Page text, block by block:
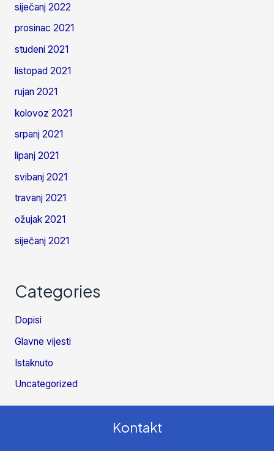
siječanj 2022
prosinac 2021
studeni 2021
listopad 2021
rujan 2021
kolovoz 2021
srpanj 2021
lipanj 2021
svibanj 2021
travanj 2021
ožujak 2021
siječanj 2021
Categories
Dopisi
Glavne vijesti
Istaknuto
Uncategorized
Kontakt